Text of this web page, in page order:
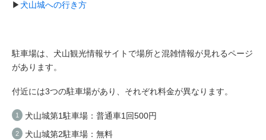
▶犬山城への行き方
駐車場は、犬山観光情報サイトで場所と混雑情報が見れるページ
があります。
付近には3つの駐車場があり、それぞれ料金が異なります。
犬山城第1駐車場：普通車1回500円
犬山城第2駐車場：無料